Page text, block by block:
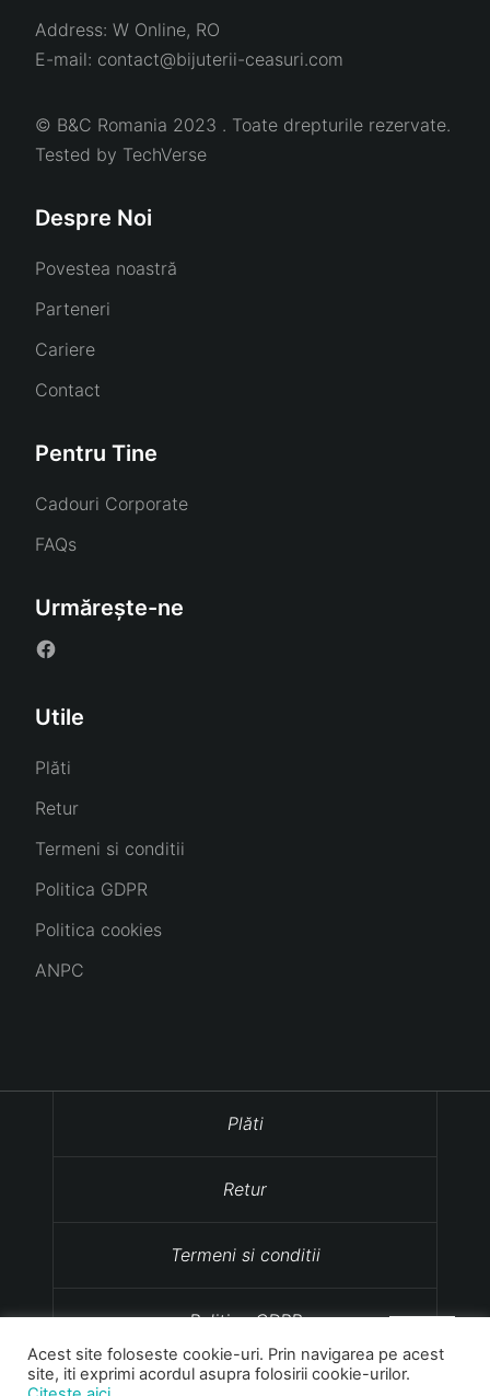
Address: W Online, RO
E-mail: contact@bijuterii-ceasuri.com
© B&C Romania 2023 . Toate drepturile rezervate.
Tested by TechVerse
Despre Noi
Povestea noastră
Parteneri
Cariere
Contact
Pentru Tine
Cadouri Corporate
FAQs
Urmărește-ne
Utile
Plăti
Retur
Termeni si conditii
Politica GDPR
Politica cookies
ANPC
Plăti
Retur
Termeni si conditii
Politica GDPR
Politica cookies
Acest site foloseste cookie-uri. Prin navigarea pe acest
site, iti exprimi acordul asupra folosirii cookie-urilor.